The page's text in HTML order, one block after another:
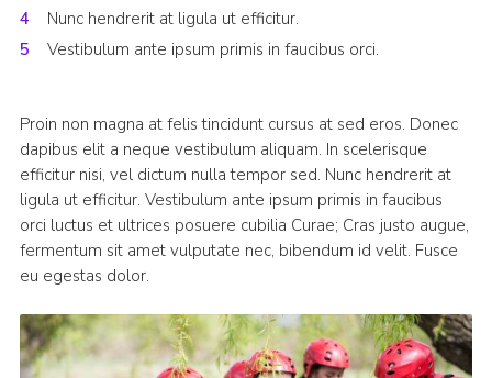
Nunc hendrerit at ligula ut efficitur.
Vestibulum ante ipsum primis in faucibus orci.
Proin non magna at felis tincidunt cursus at sed eros. Donec
dapibus elit a neque vestibulum aliquam. In scelerisque
efficitur nisi, vel dictum nulla tempor sed. Nunc hendrerit at
ligula ut efficitur. Vestibulum ante ipsum primis in faucibus
orci luctus et ultrices posuere cubilia Curae; Cras justo augue,
fermentum sit amet vulputate nec, bibendum id velit. Fusce
eu egestas dolor.